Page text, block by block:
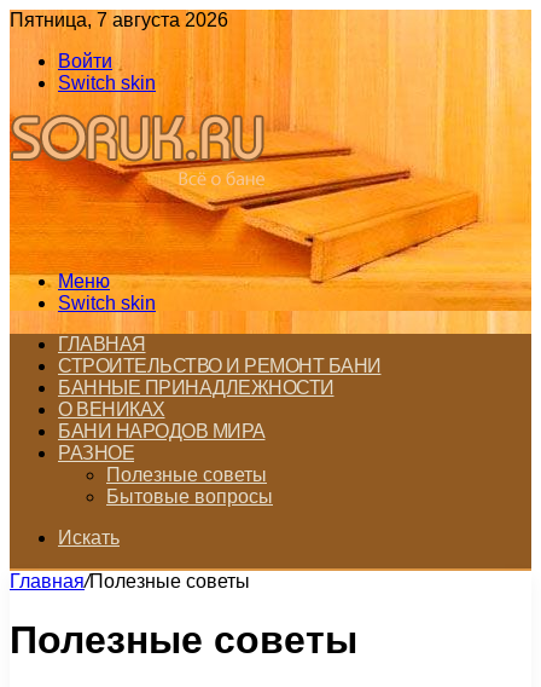
Пятница, 7 августа 2026
Войти
Switch skin
Меню
Switch skin
ГЛАВНАЯ
СТРОИТЕЛЬСТВО И РЕМОНТ БАНИ
БАННЫЕ ПРИНАДЛЕЖНОСТИ
О ВЕНИКАХ
БАНИ НАРОДОВ МИРА
РАЗНОЕ
Полезные советы
Бытовые вопросы
Искать
Главная/Полезные советы
Полезные советы